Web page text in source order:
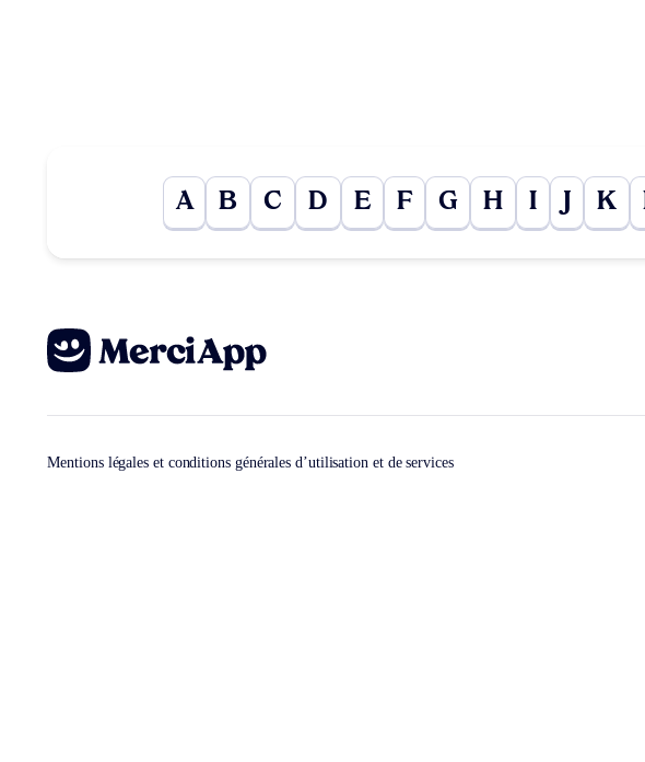
A B C D E F G H I J K
Mentions légales et conditions générales d’utilisation et de services